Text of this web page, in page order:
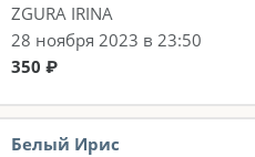
ZGURA IRINA
28 ноября 2023 в 23:50
350 ₽
Белый Ирис